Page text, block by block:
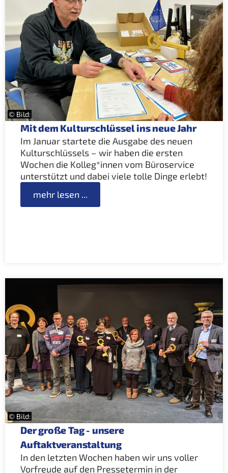
© Bild:
Mit dem Kulturschlüssel ins neue Jahr
Im Januar startete die Ausgabe des neuen
Kulturschlüssels – wir haben die ersten
Wochen die Kolleg*innen vom Büroservice
unterstützt und dabei viele tolle Dinge erlebt!
mehr lesen ...
© Bild:
Der große Tag - unsere
Auftaktveranstaltung
In den letzten Wochen haben wir uns voller
Vorfreude auf den Pressetermin in der